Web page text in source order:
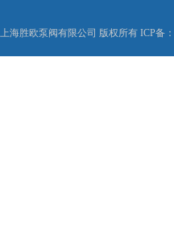
上海胜欧泵阀有限公司 版权所有 ICP备：